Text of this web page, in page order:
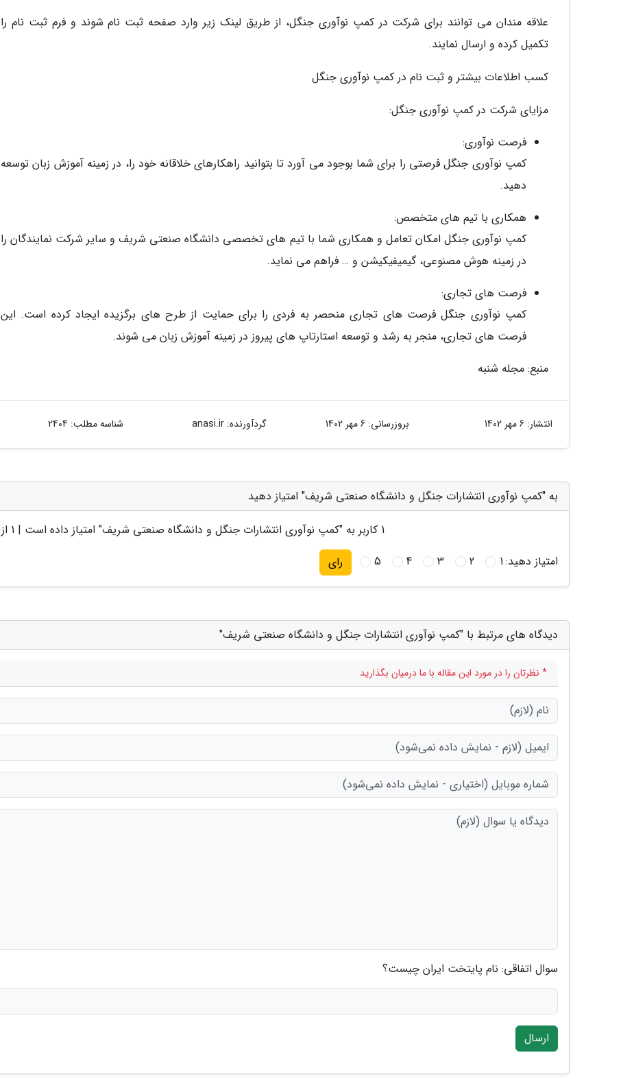
علاقه مندان می توانند برای شرکت در کمپ نوآوری جنگل، از طریق لینک زیر وارد صفحه ثبت نام شوند و فرم ثبت نام را
تکمیل کرده و ارسال نمایند.
کسب اطلاعات بیشتر و ثبت نام در کمپ نوآوری جنگل
مزایای شرکت در کمپ نوآوری جنگل:
فرصت نوآوری:
کمپ نوآوری جنگل فرصتی را برای شما بوجود می آورد تا بتوانید راهکارهای خلاقانه خود را، در زمینه آموزش زبان توسعه
دهید.
همکاری با تیم های متخصص:
کمپ نوآوری جنگل امکان تعامل و همکاری شما با تیم های تخصصی دانشگاه صنعتی شریف و سایر شرکت نمایندگان را
در زمینه هوش مصنوعی، گیمیفیکیشن و … فراهم می نماید.
فرصت های تجاری:
کمپ نوآوری جنگل فرصت های تجاری منحصر به فردی را برای حمایت از طرح های برگزیده ایجاد کرده است. این
فرصت های تجاری، منجر به رشد و توسعه استارتاپ های پیروز در زمینه آموزش زبان می شوند.
منبع: مجله شنبه
انتشار: 6 مهر 1402 بروزرسانی: 6 مهر 1402 گردآورنده:anasi.ir شناسه مطلب: 2404
به "کمپ نوآوری انتشارات جنگل و دانشگاه صنعتی شریف" امتیاز دهید
1 کاربر به "کمپ نوآوری انتشارات جنگل و دانشگاه صنعتی شریف" امتیاز داده است | 1 از 5
امتیاز دهید:1
2
3
4
5 رای
دیدگاه های مرتبط با "کمپ نوآوری انتشارات جنگل و دانشگاه صنعتی شریف"
* نظرتان را در مورد این مقاله با ما درمیان بگذارید
سوال اتفاقی: نام پایتخت ایران چیست؟
ارسال